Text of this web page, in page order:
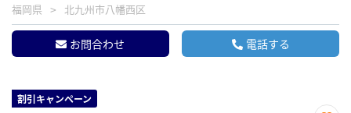
福岡県 北九州市八幡西区
お問合わせ 電話する
割引キャンペーン